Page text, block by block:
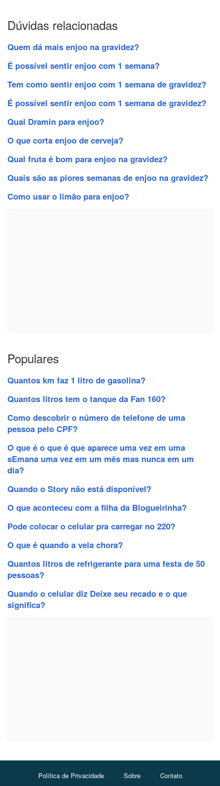
Dúvidas relacionadas
Quem dá mais enjoo na gravidez?
É possível sentir enjoo com 1 semana?
Tem como sentir enjoo com 1 semana de gravidez?
É possível sentir enjoo com 1 semana de gravidez?
Qual Dramin para enjoo?
O que corta enjoo de cerveja?
Qual fruta é bom para enjoo na gravidez?
Quais são as piores semanas de enjoo na gravidez?
Como usar o limão para enjoo?
Populares
Quantos km faz 1 litro de gasolina?
Quantos litros tem o tanque da Fan 160?
Como descobrir o número de telefone de uma
pessoa pelo CPF?
O que é o que é que aparece uma vez em uma
sEmana uma vez em um mês mas nunca em um
dia?
Quando o Story não está disponível?
O que aconteceu com a filha da Blogueirinha?
Pode colocar o celular pra carregar no 220?
O que é quando a vela chora?
Quantos litros de refrigerante para uma festa de 50
pessoas?
Quando o celular diz Deixe seu recado e o que
significa?
Política de Privacidade Sobre Contato